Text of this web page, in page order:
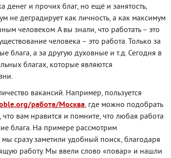
денег и прочих благ, но ещё и занятость,
не деградирует как личность, а как максимум
человеком. А вы знали, что работать – это
человека – это работа. Только за
блага, а за другую духовные и т.д. Сегодня в
благах, которые являются
вакансий. Например, пользуется
работа/Москва, где можно подобрать
вам нравится и помните, что любая работа
блага. На примере рассмотрим
сразу заметили удобный поиск, благодаря
работу. Мы ввели слово «повар» и нашли